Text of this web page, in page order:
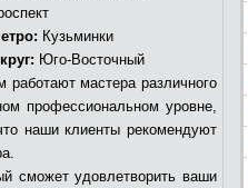
Кузьминки
Юго-Восточный
мастера различного
профессиональном уровне,
наши клиенты рекомендуют
сможет удовлетворить ваши